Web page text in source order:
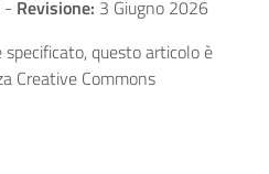
- Revisione: 3 Giugno 2026
questo articolo è
Creative Commons